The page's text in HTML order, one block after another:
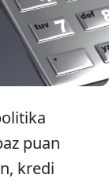
yüzde
puan
kredi